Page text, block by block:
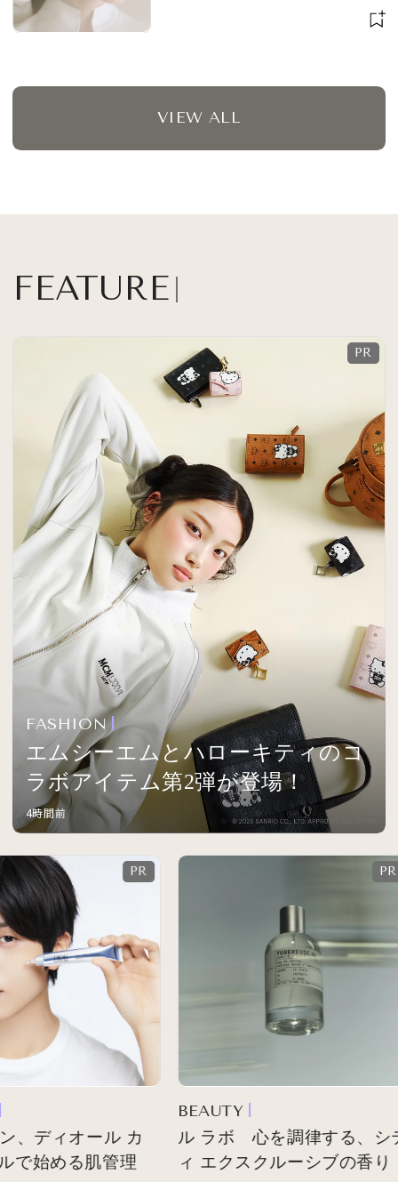
VIEW ALL
FEATURE
FASHION
エムシーエムとハローキティのコ
ラボアイテム第2弾が登場！
4時間前
、ディオール カ
始める肌管理
BEAUTY
ル ラボ 心を調律する、シテ
ィ エクスクルーシブの香り